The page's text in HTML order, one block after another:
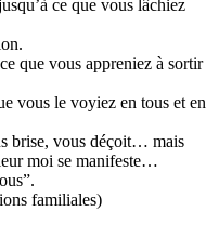
ce que vous lâchiez
que vous appreniez à sortir
vous le voyiez en tous et en
brise, vous déçoit… mais
moi se manifeste…
familiales)